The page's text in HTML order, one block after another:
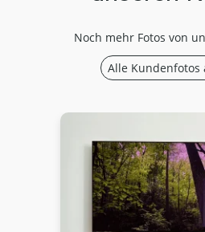
Noch mehr Fotos von
Alle Kundenfotos